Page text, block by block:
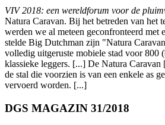
VIV 2018: een wereldforum voor de
Natura Caravan. Bij het betreden van het
werden we al meteen geconfronteerd met
stelde Big Dutchman zijn "Natura
volledig uitgeruste mobiele stad voor 800
klassieke leggers. [...] De Natura
de stal die voorzien is van een enkele as
vervoerd worden. [...]
DGS MAGAZIN 31/2018